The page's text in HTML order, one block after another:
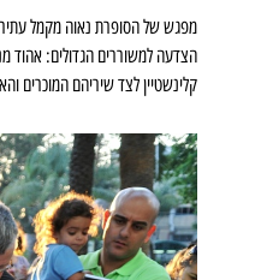
מפגש של הסופרת נאוה מקמל עתיר
הצדעה למשוררים הגדולים: אהוד
קלינשטיין לצד שיריהם המוכרים